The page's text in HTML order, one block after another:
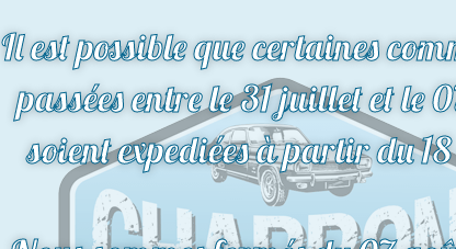
Il est possible que certaines
passées entre le 31 juillet et le
soient expediées à partir du